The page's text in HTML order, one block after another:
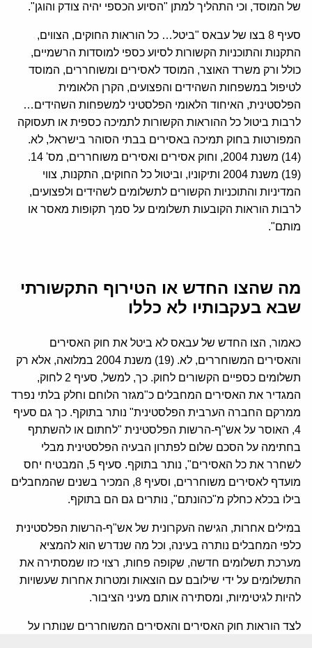
של המוסד, וכי התהליך למתן "הסיוע הכספי יהיה צודק והוגן".
סעיף 8 בצו של עבאס "ביטל… כל הוראות החוקים, הצווים,
התקנות והתוכניות הקשורות לסיוע כספי למוסדות הרשמיים,
כולל ורק משרד האוצר, המוסד לאסירים ומשוחררים, המוסד
לטיפול במשפחות השהידים והפצועים, הקרן הלאומית
הפלסטינית, האיחוד הלאומי הפלסטיני למשפחות השהידים…
לרבות ביטול כל ההוראות הקשורות לתמיכה כספית או תעסוקה
המפורטות בחוק תמיכה באסירים בבתי הסוהר בישראל, לא.
(14) משנת 2004, וחוק אסירים ואסירים משוחררים, מס' 14.
(19) משנת 2004 ותיקוניו, וביטול כל החוקים, התקנות, צווי
המדיניות והתוכניות הקשורים לתשלומים לשהידים ולפצועים,
לרבות הוראות הקובעות תשלומים על סמך תקופות מאסר או
מותם".
מה שהצו החדש או הטירוף התקשורתי
שבא בעקבותיו לא כללו
כאמור, הצו החדש של עבאס לא ביטל את חוק האסירים
והאסירים המשוחררים, לא. (19) משנת 2004 במלואה, אלא רק
תשלומים כספיים הקשורים לחוק. כך, למשל, סעיף 2 לחוק,
המגדיר את האסירים המחבלים כ"מגזר הלוחם וחלק בלתי נפרד
ממרקם החברה הערבית הפלסטינית" נותר בתוקף. כך גם סעיף
4, האוסר על אש"ף-הרשות הפלסטינית "לחתום או להשתתף
בחתימה על הסכם שלום לפתרון הבעיה הפלסטינית מבלי
לשחרר את כל האסירים", נותר בתוקף. סעיף 5, המבטיח יחס
מועדף לאסירים משוחררים, וסעיף 8, המכיר בשנים שהמחבלים
בילו בכלא כחלק מ"כהונתם", נותרים גם הם בתוקף.
במילים אחרות, הגישה העקרונית של אש"ף-הרשות הפלסטינית
כלפי המחבלים נותרה בעינה, וכל מה שנדרש הוא להמציא
מערכת תשלומים חדשה, שקופה פחות, רצוי כזו שמסתירה את
התשלומים על ידי שילובם עם הוצאות ומטרות אחרות שעשויות
להיות לגיטימיות, ומסתירה אותם מעיני הציבור.
לצד הוראות חוק האסירים והאסירים המשוחררים שנותרו על